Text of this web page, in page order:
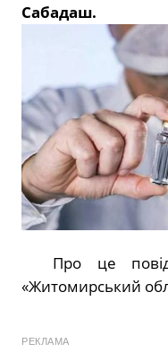
Сабадаш.
Про це
«Житомирський
РЕКЛАМА